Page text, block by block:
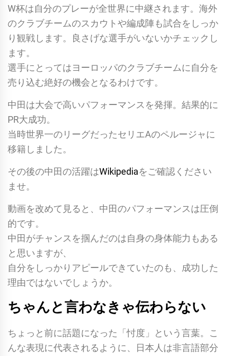
W杯は自分のプレーが全世界に中継されます。海外
のクラブチームのスカウトや編成陣も試合をしっか
り観戦します。良さげな選手がいないかチェックし
ます。
選手にとってはヨーロッパのクラブチームに自分を
売り込む絶好の機会となるわけです。
中田は大会で高いパフォーマンスを発揮。結果的に
PR大成功。
当時世界一のリーグだったセリエAのペルージャに
移籍しました。
その後の中田の活躍はWikipediaをご確認ください
ませ。
動画を改めて見ると、中田のパフォーマンスは圧倒
的です。
中田がチャンスを掴んだのは自身の身体能力もある
と思いますが、
自分をしっかりアピールできていたのも、成功した
理由ではないでしょうか。
ちゃんと言わなきゃ伝わらない
ちょっと前に話題になった「忖度」という言葉。こ
んな表現に代表されるように、日本人は非言語部分